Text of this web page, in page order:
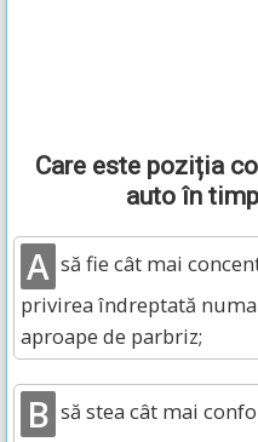
Care este poziția
auto în
A să fie cât mai
privirea îndreptată
aproape de parbriz;
B să stea cât mai